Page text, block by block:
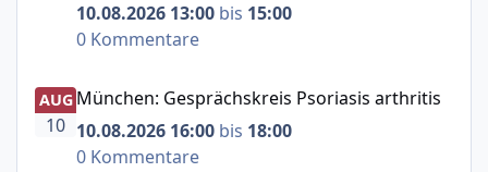
10.08.2026 13:00 bis 15:00
0 Kommentare
München: Gesprächskreis Psoriasis arthritis
AUG
10
München: Gesprächskreis Psoriasis arthritis
10.08.2026 16:00 bis 18:00
0 Kommentare